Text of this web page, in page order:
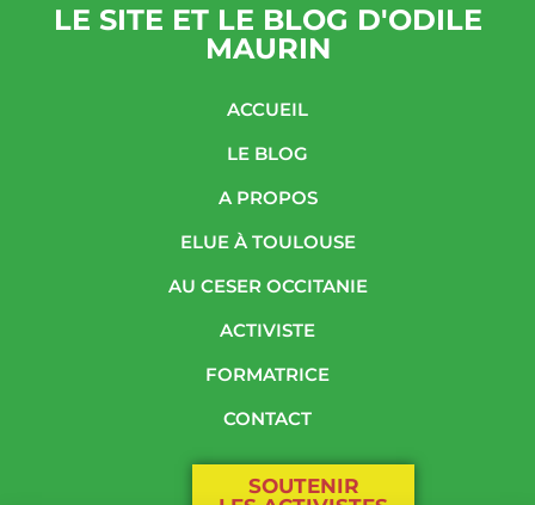
LE SITE ET LE BLOG D'ODILE
MAURIN
ACCUEIL
LE BLOG
A PROPOS
ELUE À TOULOUSE
AU CESER OCCITANIE
ACTIVISTE
FORMATRICE
CONTACT
SOUTENIR